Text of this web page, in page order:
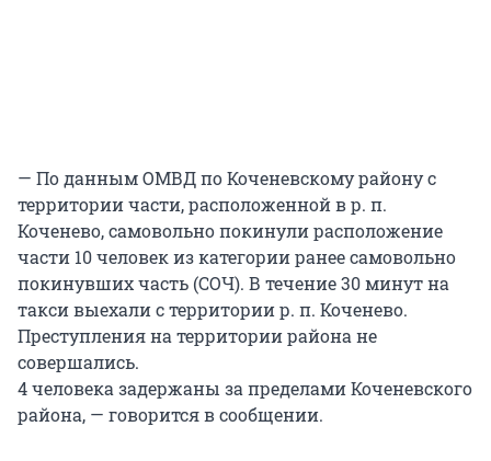
— По данным ОМВД по Коченевскому району с
территории части, расположенной в р. п.
Коченево, самовольно покинули расположение
части 10 человек из категории ранее самовольно
покинувших часть (СОЧ). В течение 30 минут на
такси выехали с территории р. п. Коченево.
Преступления на территории района не
совершались.
4 человека задержаны за пределами Коченевского
района, — говорится в сообщении.